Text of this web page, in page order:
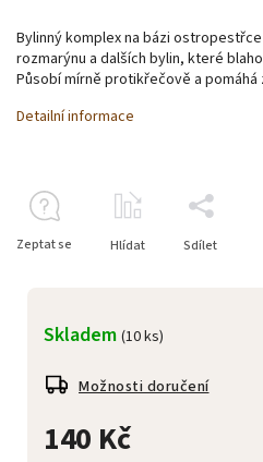
140 Kč
Skladem (10 ks)
Možnosti doručení
Bylinný komplex na bázi
rozmarýnu a dalších bylin, které
Působí mírně protikřečově a
Detailní informace
Zeptat se Hlídat Sdílet